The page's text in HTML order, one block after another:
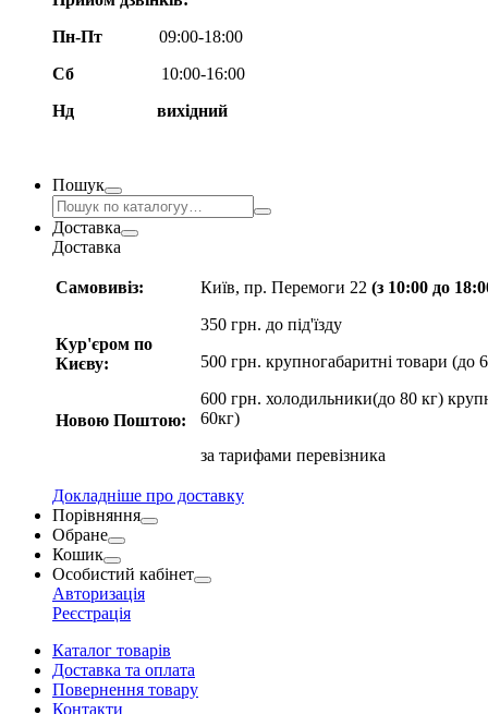
Пн-Пт
09:00-18:00
Сб
10:00-16:00
Нд вихідний
Пошук
Доставка
Доставка
Самовивіз:
Кур'єром по
Києву:
Новою Поштою:
Київ, пр. Перемоги 22 (з 10:00 до
350 грн. до під'їзду
500 грн. крупногабаритні товари (до
600 грн. холодильники(до 80 кг)
60кг)
за тарифами перевізника
Докладніше про доставку
Порівняння
Обране
Кошик
Особистий кабінет
Авторизація
Реєстрація
Каталог товарів
Доставка та оплата
Повернення товару
Контакти